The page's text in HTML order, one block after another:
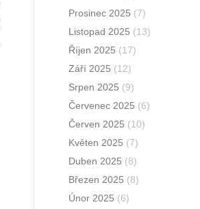
Prosinec 2025 (7)
Listopad 2025 (13)
Říjen 2025 (17)
Září 2025 (12)
Srpen 2025 (9)
Červenec 2025 (6)
Červen 2025 (10)
Květen 2025 (7)
Duben 2025 (8)
Březen 2025 (8)
Únor 2025 (6)